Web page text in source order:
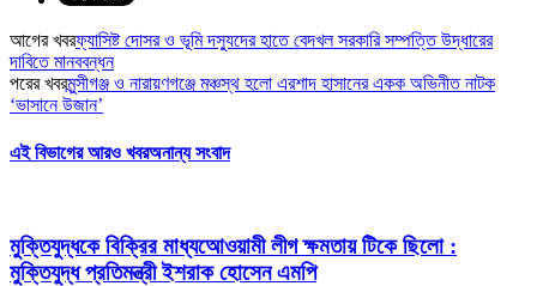
আগের খবরফ্যাসিষ্ট দোসর ও ভূমি দস্যুদের হাতে বেদখল সরকারি সম্পত্তি উদ্ধারের
দাবিতে মানববন্ধন
পরের খবরমুন্সীগঞ্জ ও নারায়ণগঞ্জে মঞ্চস্থ হলো এরশাদ হাসানের একক অভিনীত নাটক
‘ভাসানে উজান’
এই বিভাগের আরও খবরঅনান্য সংবাদ
মুক্তিযুদ্ধকে বিক্রির মাধ্যআেওয়ামী লীগ ক্ষমতায় টিকে ছিলো :
মুক্তিযুদ্ধ প্রতিমন্ত্রী ইশরাক হোসেন এমপি